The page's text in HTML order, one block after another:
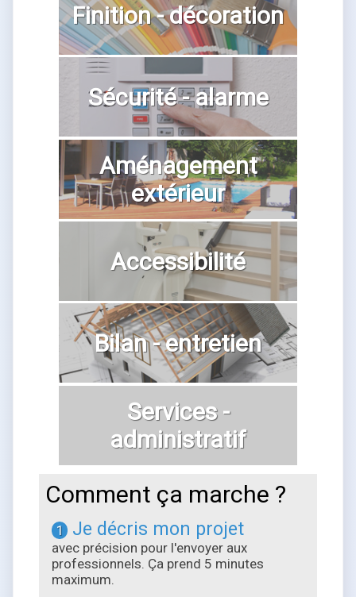
Finition - décoration
Sécurité - alarme
Aménagement
extérieur
Accessibilité
Bilan - entretien
Services -
administratif
Comment ça marche ?
1 Je décris mon projet
avec précision pour l'envoyer aux
professionnels. Ça prend 5 minutes
maximum.